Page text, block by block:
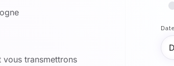
transmettrons